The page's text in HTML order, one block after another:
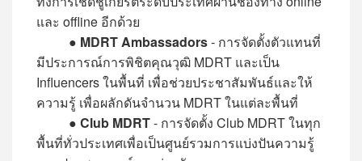
และ offline อีกด้วย
● MDRT Ambassadors- การจัดตั้งตัวแทนที่
มีประการณ์การพิชิตคุณวุฒิ MDRT และเป็น
Influencers ในพื้นที่ เพื่อช่วยประชาสัมพันธ์และให้
ความรู้ เพื่อผลักดันจำนวน MDRT ในแต่ละพื้นที่
● Club MDRT- การจัดตั้ง Club MDRT ในทุก
พื้นที่ทั่วประเทศเพื่อเป็นศูนย์รวมการแบ่งปันความรู้